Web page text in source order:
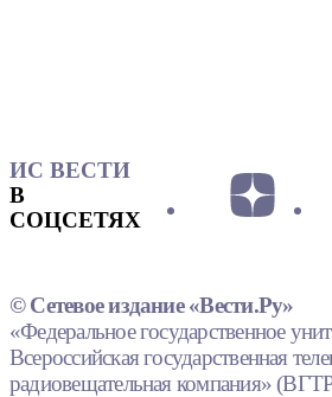
ИС ВЕСТИ
В
СОЦСЕТЯХ
© Сетевое издание «Вести.Ру»
«Федеральное государственное
Всероссийская государственная
радиовещательная компания»